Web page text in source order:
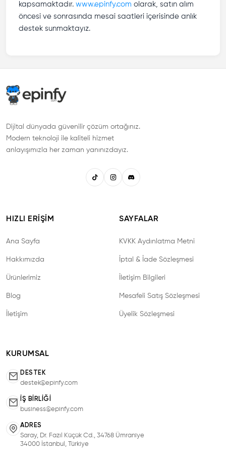
kapsamaktadır. www.epinfy.com olarak, satın alım
öncesi ve sonrasında mesai saatleri içerisinde anlık
destek sunmaktayız.
Dijital dünyada güvenilir çözüm ortağınız.
Modern teknoloji ile kaliteli hizmet
anlayışımızla her zaman yanınızdayız.
HIZLI ERIŞIM
Ana Sayfa
Hakkımızda
Ürünlerimiz
Blog
İletişim
SAYFALAR
KVKK Aydınlatma Metni
İptal & İade Sözleşmesi
İletişim Bilgileri
Mesafeli Satış Sözleşmesi
Üyelik Sözleşmesi
KURUMSAL
DESTEK
destek@epinfy.com
İŞ BIRLIĞI
business@epinfy.com
ADRES
Saray, Dr. Fazıl Küçük Cd., 34768 Ümraniye
34000 İstanbul, Türkiye